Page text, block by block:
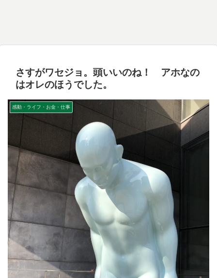
さすがワセジョ。頭いいのね！ アホなの
はオレのほうでした。
感動・ライフ・お金・仕事